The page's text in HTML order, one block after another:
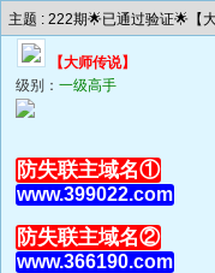
主题 : 222期🌟已通过验证🌟【
【大师传说】
级别： 一级高手
防失联主域名①
www.399022.com
防失联主域名②
www.366190.com